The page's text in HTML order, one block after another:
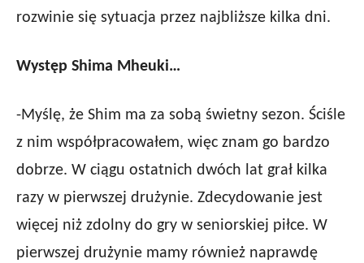
rozwinie się sytuacja przez najbliższe kilka dni.
Występ Shima Mheuki…
-Myślę, że Shim ma za sobą świetny sezon. Ściśle
z nim współpracowałem, więc znam go bardzo
dobrze. W ciągu ostatnich dwóch lat grał kilka
razy w pierwszej drużynie. Zdecydowanie jest
więcej niż zdolny do gry w seniorskiej piłce. W
pierwszej drużynie mamy również naprawdę